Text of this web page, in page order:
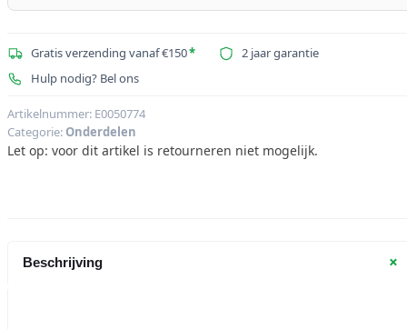
Gratis verzending vanaf €150*
2 jaar garantie
Hulp nodig? Bel ons
Artikelnummer: E0050774
Categorie: Onderdelen
Let op: voor dit artikel is retourneren niet mogelijk.
Beschrijving +